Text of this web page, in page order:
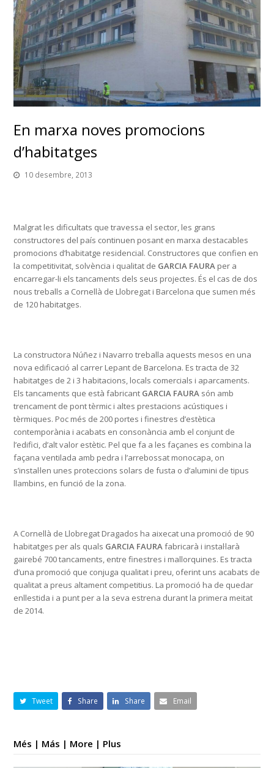
En marxa noves promocions
d’habitatges
10 desembre, 2013
Malgrat les dificultats que travessa el sector, les grans
constructores del país continuen posant en marxa destacables
promocions d’habitatge residencial. Constructores que confien en
la competitivitat, solvència i qualitat de GARCIA FAURA per a
encarregar-li els tancaments dels seus projectes. És el cas de dos
nous treballs a Cornellà de Llobregat i Barcelona que sumen més
de 120 habitatges.
La constructora Núñez i Navarro treballa aquests mesos en una
nova edificació al carrer Lepant de Barcelona. Es tracta de 32
habitatges de 2 i 3 habitacions, locals comercials i aparcaments.
Els tancaments que està fabricant GARCIA FAURA són amb
trencament de pont tèrmic i altes prestacions acústiques i
tèrmiques. Poc més de 200 portes i finestres d’estètica
contemporània i acabats en consonància amb el conjunt de
l’edifici, d’alt valor estètic. Pel que fa a les façanes es combina la
façana ventilada amb pedra i l’arrebossat monocapa, on
s’instal·len unes proteccions solars de fusta o d’alumini de tipus
llambins, en funció de la zona.
A Cornellà de Llobregat Dragados ha aixecat una promoció de 90
habitatges per als quals GARCIA FAURAfabricarà i instal·larà
gairebé 700 tancaments, entre finestres i mallorquines. Es tracta
d’una promoció que conjuga qualitat i preu, oferint uns acabats de
qualitat a preus altament competitius. La promoció ha de quedar
enllestida i a punt per a la seva estrena durant la primera meitat
de 2014.
Tweet Share Share Email
Més | Más | More | Plus